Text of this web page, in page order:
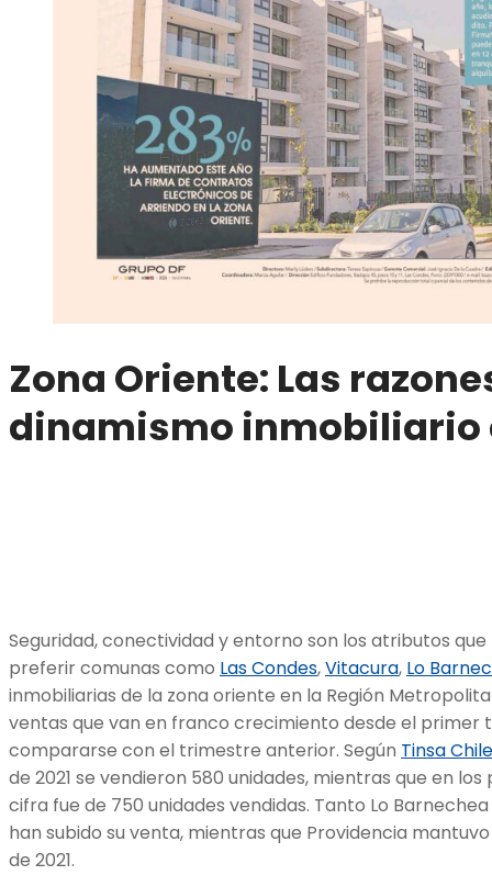
Zona Oriente: Las
dinamismo inmobiliario
Seguridad, conectividad y entorno son los atributos
preferir comunas como Las Condes,Vitacura, Lo
inmobiliarias de la zona oriente en la Región
ventas que van en franco crecimiento desde el primer
compararse con el trimestre anterior. Según Tinsa Chile
de 2021 se vendieron 580 unidades, mientras que en
cifra fue de 750 unidades vendidas. Tanto Lo
han subido su venta, mientras que Providencia
de 2021.